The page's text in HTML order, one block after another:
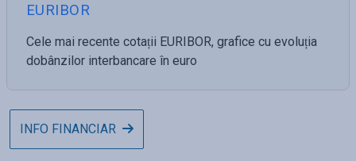
EURIBOR
Cele mai recente cotații EURIBOR, grafice cu evoluția
dobânzilor interbancare în euro
INFO FINANCIAR